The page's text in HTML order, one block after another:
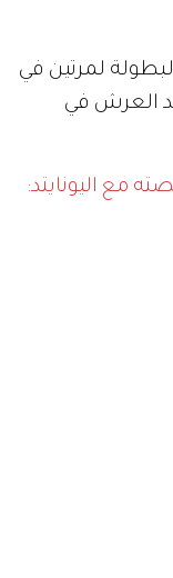
لمرتين في
يستعيد العرش في
مع اليونايتد: